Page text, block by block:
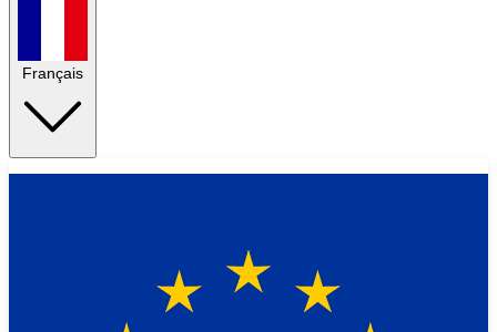
Français